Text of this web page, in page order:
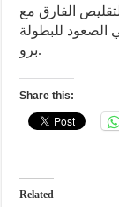
الفارق مع
الصعود للبطولة
برو.
Share this:
Related